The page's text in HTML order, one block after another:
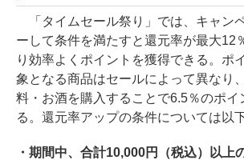
「タイムセール祭り」では、キャン
ーして条件を満たすと還元率が最大12
り効率よくポイントを獲得できる。ポ
象となる商品はセールによって異なり
料・お酒を購入することで6.5％のポイ
る。還元率アップの条件については以
・期間中、合計10,000円（税込）以上